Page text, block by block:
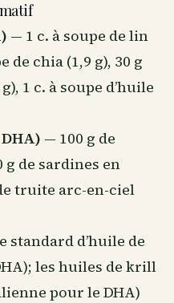
— 1 c. à soupe de lin
de chia (1,9 g), 30 g
1 c. à soupe d’huile
— 100 g de
g de sardines en
truite arc-en-ciel
standard d’huile de
les huiles de krill
pour le DHA)